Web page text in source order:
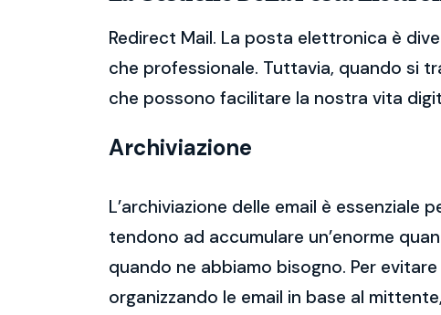
Redirect Mail. La posta elettronica è
che professionale. Tuttavia, quando si
che possono facilitare la nostra vita
Archiviazione
L’archiviazione delle email è
tendono ad accumulare un’enorme
quando ne abbiamo bisogno. Per
organizzando le email in base al